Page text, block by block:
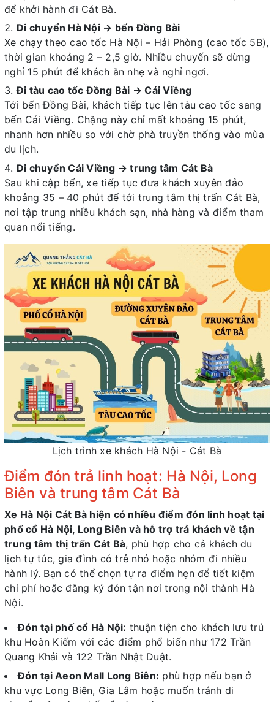
để khởi hành đi Cát Bà.
Di chuyển Hà Nội → bến Đồng Bài
Xe chạy theo cao tốc Hà Nội – Hải Phòng (cao tốc 5B),
thời gian khoảng 2 – 2,5 giờ. Nhiều chuyến sẽ dừng
nghỉ 15 phút để khách ăn nhẹ và nghỉ ngơi.
Đi tàu cao tốc Đồng Bài → Cái Viềng
Tới bến Đồng Bài, khách tiếp tục lên tàu cao tốc sang
bến Cái Viềng. Chặng này chỉ mất khoảng 15 phút,
nhanh hơn nhiều so với chờ phà truyền thống vào mùa
du lịch.
Di chuyển Cái Viềng → trung tâm Cát Bà
Sau khi cập bến, xe tiếp tục đưa khách xuyên đảo
khoảng 35 – 40 phút để tới trung tâm thị trấn Cát Bà,
nơi tập trung nhiều khách sạn, nhà hàng và điểm tham
quan nổi tiếng.
Lịch trình xe khách Hà Nội - Cát Bà
Điểm đón trả linh hoạt: Hà Nội, Long
Biên và trung tâm Cát Bà
Xe Hà Nội Cát Bà hiện có nhiều điểm đón linh hoạt tại
phố cổ Hà Nội, Long Biên và hỗ trợ trả khách về tận
trung tâm thị trấn Cát Bà, phù hợp cho cả khách du
lịch tự túc, gia đình có trẻ nhỏ hoặc nhóm đi nhiều
hành lý. Bạn có thể chọn tự ra điểm hẹn để tiết kiệm
chi phí hoặc đăng ký đón tận nơi trong nội thành Hà
Nội.
Đón tại phố cổ Hà Nội: thuận tiện cho khách lưu trú
khu Hoàn Kiếm với các điểm phổ biến như 172 Trần
Quang Khải và 122 Trần Nhật Duật.
Đón tại Aeon Mall Long Biên: phù hợp nếu bạn ở
khu vực Long Biên, Gia Lâm hoặc muốn tránh di